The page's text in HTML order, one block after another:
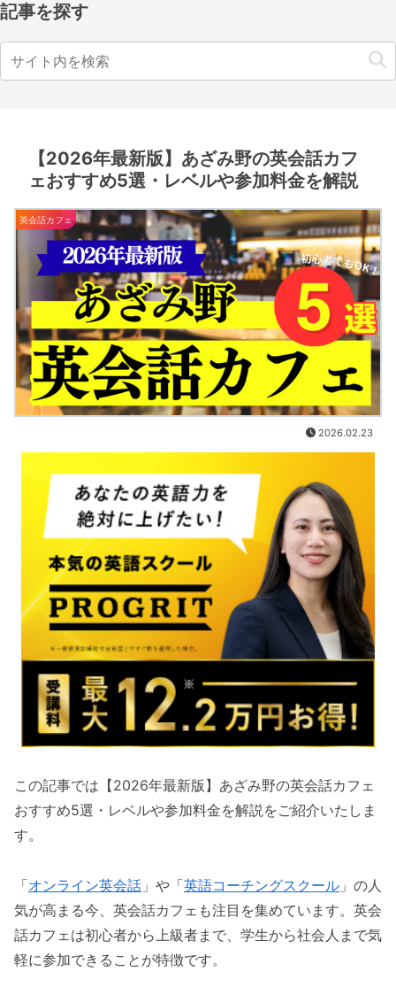
記事を探す
【2026年最新版】あざみ野の英会話カフ
ェおすすめ5選・レベルや参加料金を解説
英会話カフェ
2026.02.23
この記事では【2026年最新版】あざみ野の英会話カフェ
おすすめ5選・レベルや参加料金を解説をご紹介いたしま
す。
「オンライン英会話 」や「英語コーチングスクール 」の人
気が高まる今、英会話カフェも注目を集めています。英会
話カフェは初心者から上級者まで、学生から社会人まで気
軽に参加できることが特徴です。